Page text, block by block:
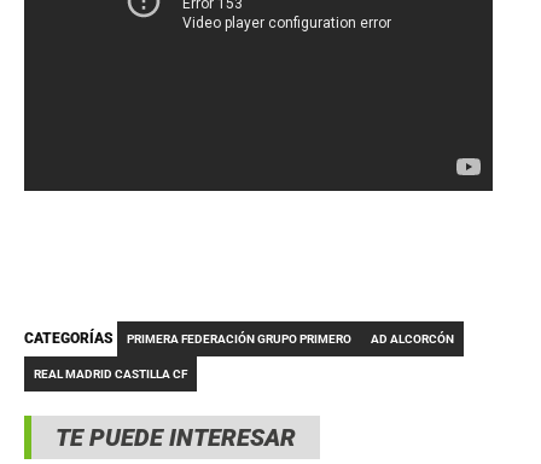
TE PUEDE INTERESAR
CATEGORÍAS PRIMERA FEDERACIÓN GRUPO PRIMERO AD ALCORCÓN
REAL MADRID CASTILLA CF